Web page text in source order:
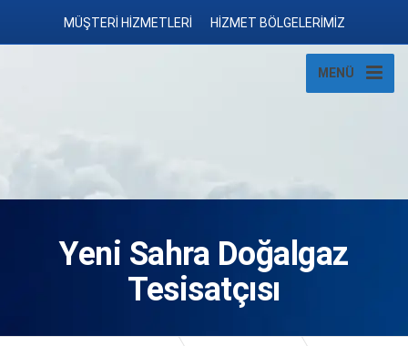
MÜŞTERİ HİZMETLERİ HİZMET BÖLGELERİMİZ
MENÜ
Yeni Sahra Doğalgaz
Tesisatçısı